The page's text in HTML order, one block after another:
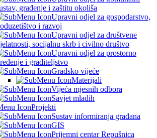
građenje i zaštitu okoliša
Upravni odjel za gospodarstvo,
i razvoj
Upravni odjel za društvene
socijalnu skrb i civilno društvo
Upravni odjel za prostorno
i graditeljstvo
Gradsko vijeće
Materijali
Vijeća mjesnih odbora
Savjet mladih
Projekti
Sustav informiranja građana
GIS
Prijemni centar Repušnica